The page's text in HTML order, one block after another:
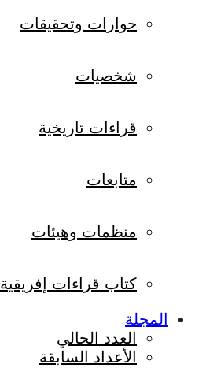
حوارات وتحقيقات
شخصيات
قراءات تاريخية
متابعات
منظمات وهيئات
كتاب قراءات إفريقية
المجلة
العدد الحالي
الأعداد السابقة